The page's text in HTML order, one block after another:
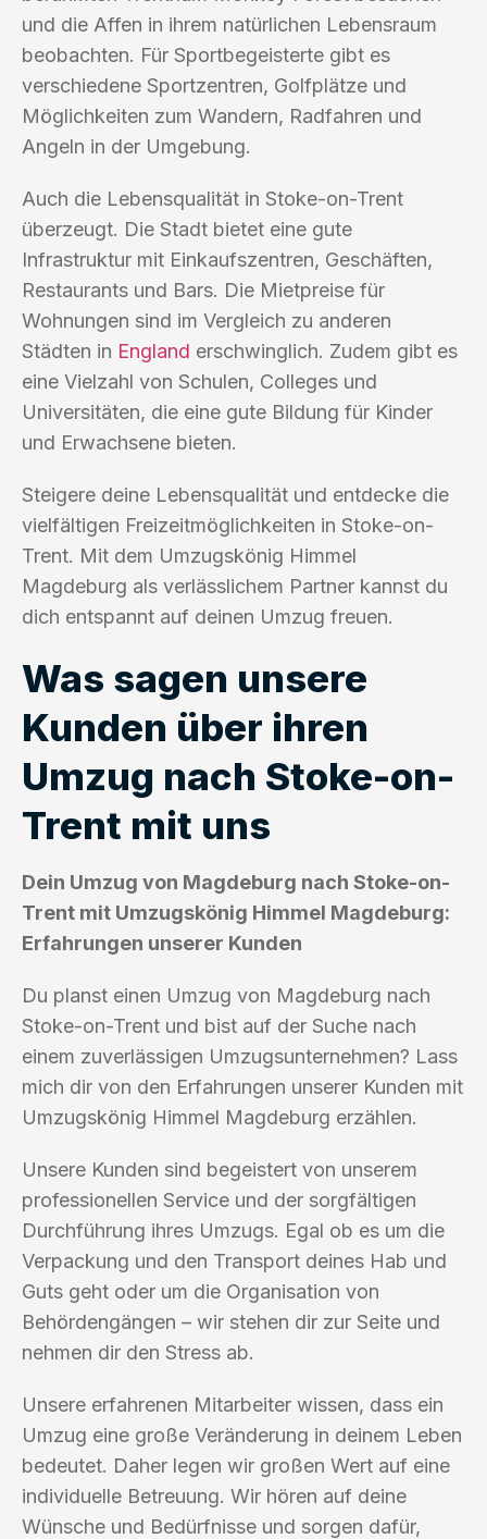
und die Affen in ihrem natürlichen Lebensraum
beobachten. Für Sportbegeisterte gibt es
verschiedene Sportzentren, Golfplätze und
Möglichkeiten zum Wandern, Radfahren und
Angeln in der Umgebung.
Auch die Lebensqualität in Stoke-on-Trent
überzeugt. Die Stadt bietet eine gute
Infrastruktur mit Einkaufszentren, Geschäften,
Restaurants und Bars. Die Mietpreise für
Wohnungen sind im Vergleich zu anderen
Städten in England erschwinglich. Zudem gibt es
eine Vielzahl von Schulen, Colleges und
Universitäten, die eine gute Bildung für Kinder
und Erwachsene bieten.
Steigere deine Lebensqualität und entdecke die
vielfältigen Freizeitmöglichkeiten in Stoke-on-
Trent. Mit dem Umzugskönig Himmel
Magdeburg als verlässlichem Partner kannst du
dich entspannt auf deinen Umzug freuen.
Was sagen unsere
Kunden über ihren
Umzug nach Stoke-on-
Trent mit uns
Dein Umzug von Magdeburg nach Stoke-on-
Trent mit Umzugskönig Himmel Magdeburg:
Erfahrungen unserer Kunden
Du planst einen Umzug von Magdeburg nach
Stoke-on-Trent und bist auf der Suche nach
einem zuverlässigen Umzugsunternehmen? Lass
mich dir von den Erfahrungen unserer Kunden mit
Umzugskönig Himmel Magdeburg erzählen.
Unsere Kunden sind begeistert von unserem
professionellen Service und der sorgfältigen
Durchführung ihres Umzugs. Egal ob es um die
Verpackung und den Transport deines Hab und
Guts geht oder um die Organisation von
Behördengängen – wir stehen dir zur Seite und
nehmen dir den Stress ab.
Unsere erfahrenen Mitarbeiter wissen, dass ein
Umzug eine große Veränderung in deinem Leben
bedeutet. Daher legen wir großen Wert auf eine
individuelle Betreuung. Wir hören auf deine
Wünsche und Bedürfnisse und sorgen dafür,